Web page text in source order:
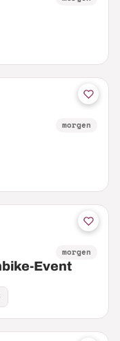
morgen
morgen
Event